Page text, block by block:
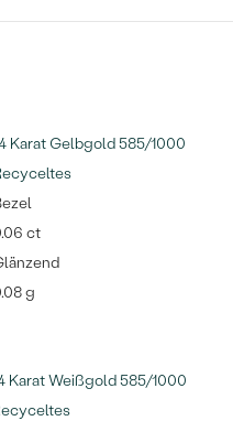
Karat Gelbgold 585/1000
ct
g
Karat Weißgold 585/1000